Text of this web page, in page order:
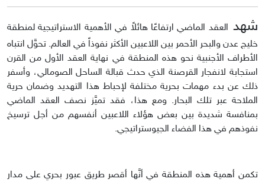
شهد العقد الماضي ارتفاعًا هائلاً في الأهمية الاستراتيجية لمنطقة
خليج عدن والبحر الأحمر بين اللاعبين الأكثر نفوذاً في العالم. تحوَّل انتباه
الأطراف الأجنبية نحو هذه المنطقة في نهاية العقد الأول من القرن
استجابة لانفجار القرصنة الذي حدث قبالة الساحل الصومالي، وأسفر
ذلك عن بدء مهمات بحرية مختلفة لإحباط هذا التهديد وضمان حرية
الملاحة عبر تلك البحار. ومع هذا، فقد تميَّز نصف العقد الماضي
بمنافسة شديدة بين بعض هؤلاء اللاعبين أنفسهم من أجل ترسيخ
نفوذهم في هذا الفضاء الجيوستراتيجي.
تكمن أهمية هذه المنطقة في أنَّها أقصر طريق عبور بحري على مدار